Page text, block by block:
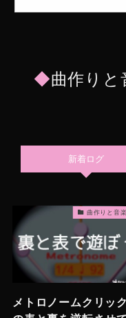
◆曲作りと
新着ログ
曲作りと音
メトロノームクリッ